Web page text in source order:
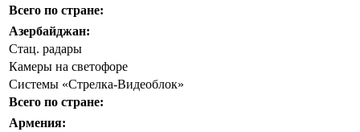
Всего по стране:
Азербайджан:
Стац. радары
Камеры на светофоре
Системы «Стрелка-Видеоблок»
Всего по стране:
Армения: